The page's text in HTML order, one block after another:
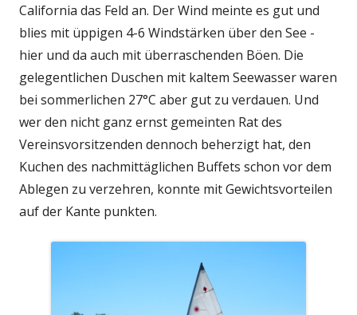
California das Feld an. Der Wind meinte es gut und
blies mit üppigen 4-6 Windstärken über den See -
hier und da auch mit überraschenden Böen. Die
gelegentlichen Duschen mit kaltem Seewasser waren
bei sommerlichen 27°C aber gut zu verdauen. Und
wer den nicht ganz ernst gemeinten Rat des
Vereinsvorsitzenden dennoch beherzigt hat, den
Kuchen des nachmittäglichen Buffets schon vor dem
Ablegen zu verzehren, konnte mit Gewichtsvorteilen
auf der Kante punkten.